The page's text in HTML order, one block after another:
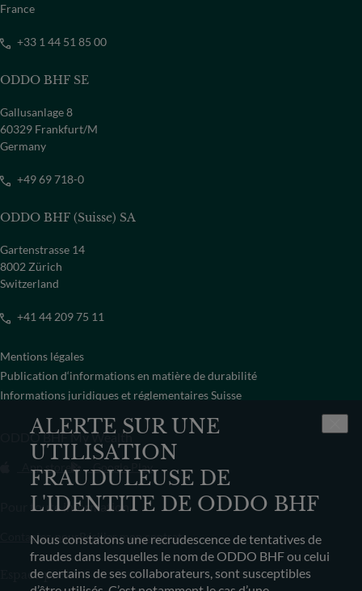
ALERTE SUR UNE
UTILISATION
FRAUDULEUSE DE
L'IDENTITE DE ODDO BHF
Nous constatons une recrudescence de tentatives de
fraudes dans lesquelles le nom de ODDO BHF ou celui
de certains de ses collaborateurs, sont susceptibles
France
+33 1 44 51 85 00
ODDO BHF SE
Gallusanlage 8
60329 Frankfurt/M
Germany
+49 69 718-0
ODDO BHF (Suisse) SA
Gartenstrasse 14
8002 Zürich
Switzerland
+41 44 209 75 11
Mentions légales
Publication d‘informations en matière de durabilité
Informations juridiques et réglementaires Suisse
ODDO BHF My Wealth
App store Google Play
Pour toute information
Contactez-nousRésilier mon contrat
Espace presse